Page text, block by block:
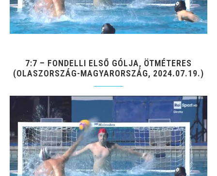
7:7 – FONDELLI ELSŐ GÓLJA, ÖTMÉTERES
(OLASZORSZÁG-MAGYARORSZÁG, 2024.07.19.)